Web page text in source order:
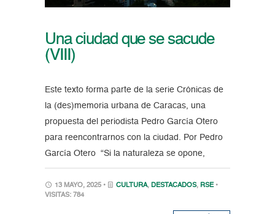
Una ciudad que se sacude
(VIII)
Este texto forma parte de la serie Crónicas de
la (des)memoria urbana de Caracas, una
propuesta del periodista Pedro García Otero
para reencontrarnos con la ciudad. Por Pedro
García Otero “Si la naturaleza se opone,
13 MAYO, 2025 • CULTURA, DESTACADOS, RSE •
VISITAS: 784